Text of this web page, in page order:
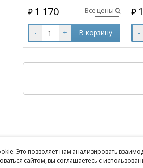
₽ 1 170 Все цены
- + В корзину
₽
-
Заказы
Это позволяет нам анализировать
сайтом, вы соглашаетесь с